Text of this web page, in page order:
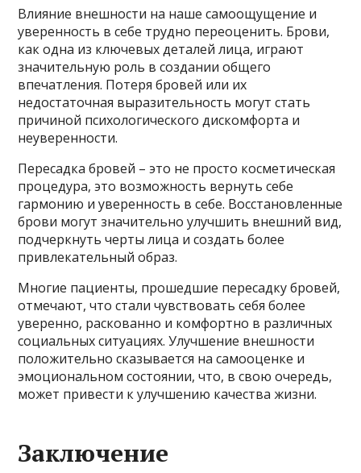
Влияние внешности на наше самоощущение и
уверенность в себе трудно переоценить. Брови,
как одна из ключевых деталей лица, играют
значительную роль в создании общего
впечатления. Потеря бровей или их
недостаточная выразительность могут стать
причиной психологического дискомфорта и
неуверенности.
Пересадка бровей – это не просто косметическая
процедура, это возможность вернуть себе
гармонию и уверенность в себе. Восстановленные
брови могут значительно улучшить внешний вид,
подчеркнуть черты лица и создать более
привлекательный образ.
Многие пациенты, прошедшие пересадку бровей,
отмечают, что стали чувствовать себя более
уверенно, раскованно и комфортно в различных
социальных ситуациях. Улучшение внешности
положительно сказывается на самооценке и
эмоциональном состоянии, что, в свою очередь,
может привести к улучшению качества жизни.
Заключение